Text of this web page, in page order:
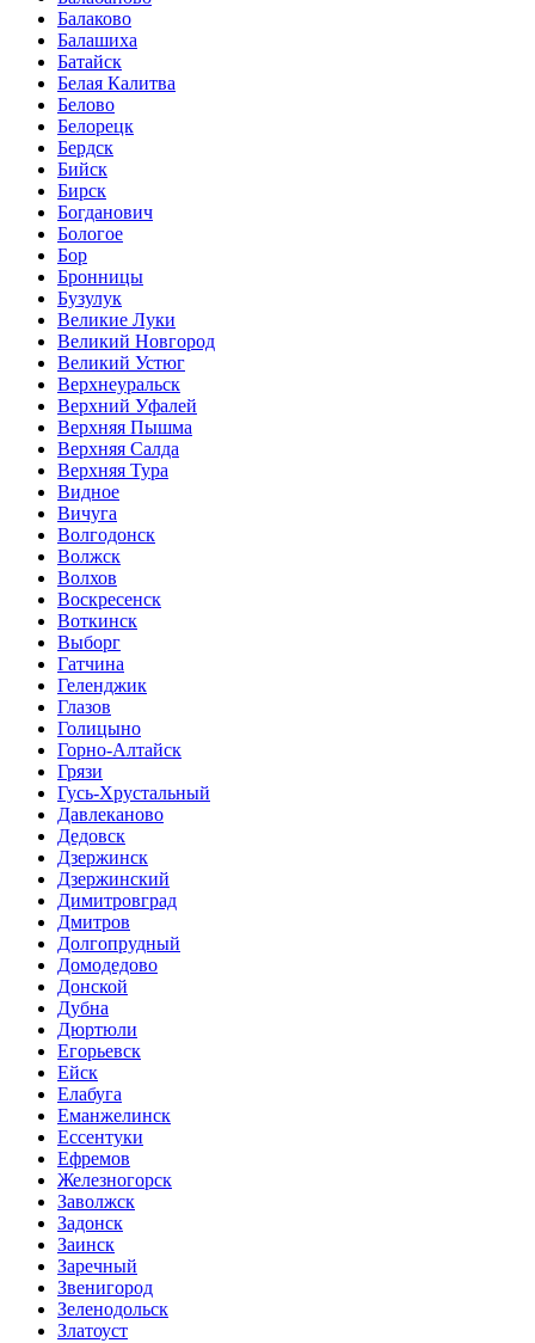
Балаково
Балашиха
Батайск
Белая Калитва
Белово
Белорецк
Бердск
Бийск
Бирск
Богданович
Бологое
Бор
Бронницы
Бузулук
Великие Луки
Великий Новгород
Великий Устюг
Верхнеуральск
Верхний Уфалей
Верхняя Пышма
Верхняя Салда
Верхняя Тура
Видное
Вичуга
Волгодонск
Волжск
Волхов
Воскресенск
Воткинск
Выборг
Гатчина
Геленджик
Глазов
Голицыно
Горно-Алтайск
Грязи
Гусь-Хрустальный
Давлеканово
Дедовск
Дзержинск
Дзержинский
Димитровград
Дмитров
Долгопрудный
Домодедово
Донской
Дубна
Дюртюли
Егорьевск
Ейск
Елабуга
Еманжелинск
Ессентуки
Ефремов
Железногорск
Заволжск
Задонск
Заинск
Заречный
Звенигород
Зеленодольск
Златоуст